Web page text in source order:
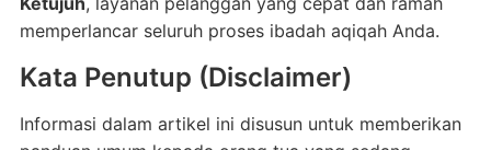
memperlancar seluruh proses ibadah aqiqah Anda.
Kata Penutup (Disclaimer)
Informasi dalam artikel ini disusun untuk memberikan